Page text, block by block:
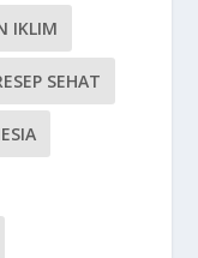
IKLIM
SEHAT